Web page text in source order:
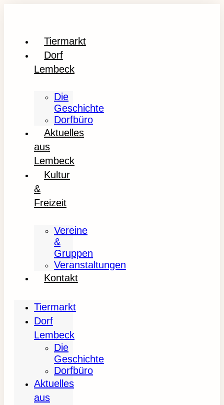
Tiermarkt
Dorf
Lembeck
Die
Geschichte
Dorfbüro
Aktuelles
aus
Lembeck
Kultur
&
Freizeit
Vereine
&
Gruppen
Veranstaltungen
Kontakt
Tiermarkt
Dorf
Lembeck
Die
Geschichte
Dorfbüro
Aktuelles
aus